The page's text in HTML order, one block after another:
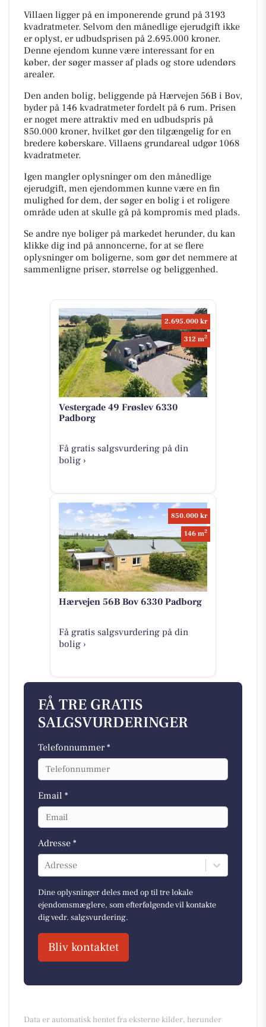
Villaen ligger på en imponerende grund på 3193
kvadratmeter. Selvom den månedlige ejerudgift ikke
er oplyst, er udbudsprisen på 2.695.000 kroner.
Denne ejendom kunne være interessant for en
køber, der søger masser af plads og store udendørs
arealer.
Den anden bolig, beliggende på Hærvejen 56B i Bov,
byder på 146 kvadratmeter fordelt på 6 rum. Prisen
er noget mere attraktiv med en udbudspris på
850.000 kroner, hvilket gør den tilgængelig for en
bredere køberskare. Villaens grundareal udgør 1068
kvadratmeter.
Igen mangler oplysninger om den månedlige
ejerudgift, men ejendommen kunne være en fin
mulighed for dem, der søger en bolig i et roligere
område uden at skulle gå på kompromis med plads.
Se andre nye boliger på markedet herunder, du kan
klikke dig ind på annoncerne, for at se flere
oplysninger om boligerne, som gør det nemmere at
sammenligne priser, størrelse og beliggenhed.
2.695.000 kr
312 m2
Vestergade 49 Frøslev 6330
Padborg
Få gratis salgsvurdering på din
bolig ›
850.000 kr
146 m2
Hærvejen 56B Bov 6330 Padborg
Få gratis salgsvurdering på din
bolig ›
FÅ TRE GRATIS
SALGSVURDERINGER
Telefonnummer *
Email *
Adresse *
Adresse
Dine oplysninger deles med op til tre lokale
ejendomsmæglere, som efterfølgende vil kontakte
dig vedr. salgsvurdering.
Bliv kontaktet
Data er automatisk hentet fra eksterne kilder, herunder